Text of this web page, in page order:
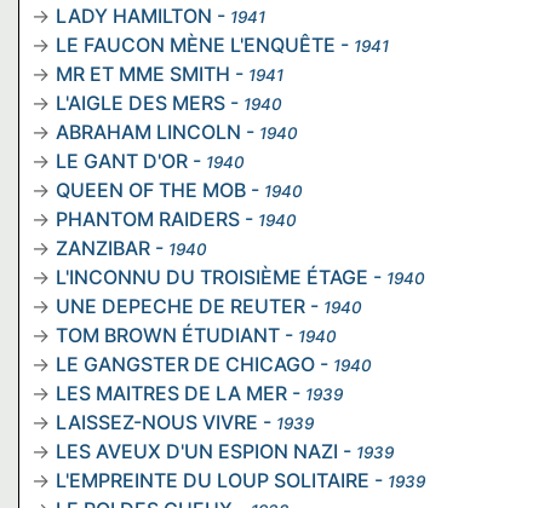
LADY HAMILTON - 1941
LE FAUCON MÈNE L'ENQUÊTE - 1941
MR ET MME SMITH - 1941
L'AIGLE DES MERS - 1940
ABRAHAM LINCOLN - 1940
LE GANT D'OR - 1940
QUEEN OF THE MOB - 1940
PHANTOM RAIDERS - 1940
ZANZIBAR - 1940
L'INCONNU DU TROISIÈME ÉTAGE - 1940
UNE DEPECHE DE REUTER - 1940
TOM BROWN ÉTUDIANT - 1940
LE GANGSTER DE CHICAGO - 1940
LES MAITRES DE LA MER - 1939
LAISSEZ-NOUS VIVRE - 1939
LES AVEUX D'UN ESPION NAZI - 1939
L'EMPREINTE DU LOUP SOLITAIRE - 1939